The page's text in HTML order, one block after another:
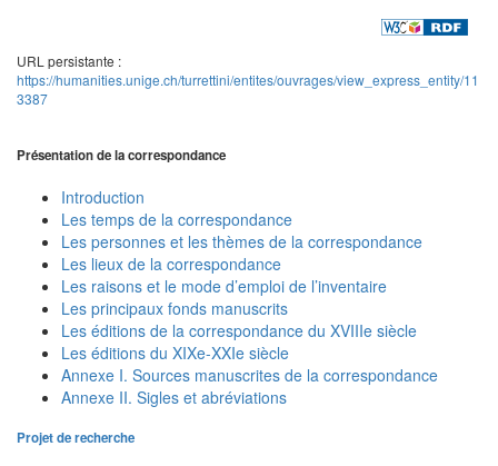
URL persistante :
https://humanities.unige.ch/turrettini/entites/ouvrages/view_express_entity/11
3387
Présentation de la correspondance
Introduction
Les temps de la correspondance
Les personnes et les thèmes de la correspondance
Les lieux de la correspondance
Les raisons et le mode d’emploi de l’inventaire
Les principaux fonds manuscrits
Les éditions de la correspondance du XVIIIe siècle
Les éditions du XIXe-XXIe siècle
Annexe I. Sources manuscrites de la correspondance
Annexe II. Sigles et abréviations
Projet de recherche